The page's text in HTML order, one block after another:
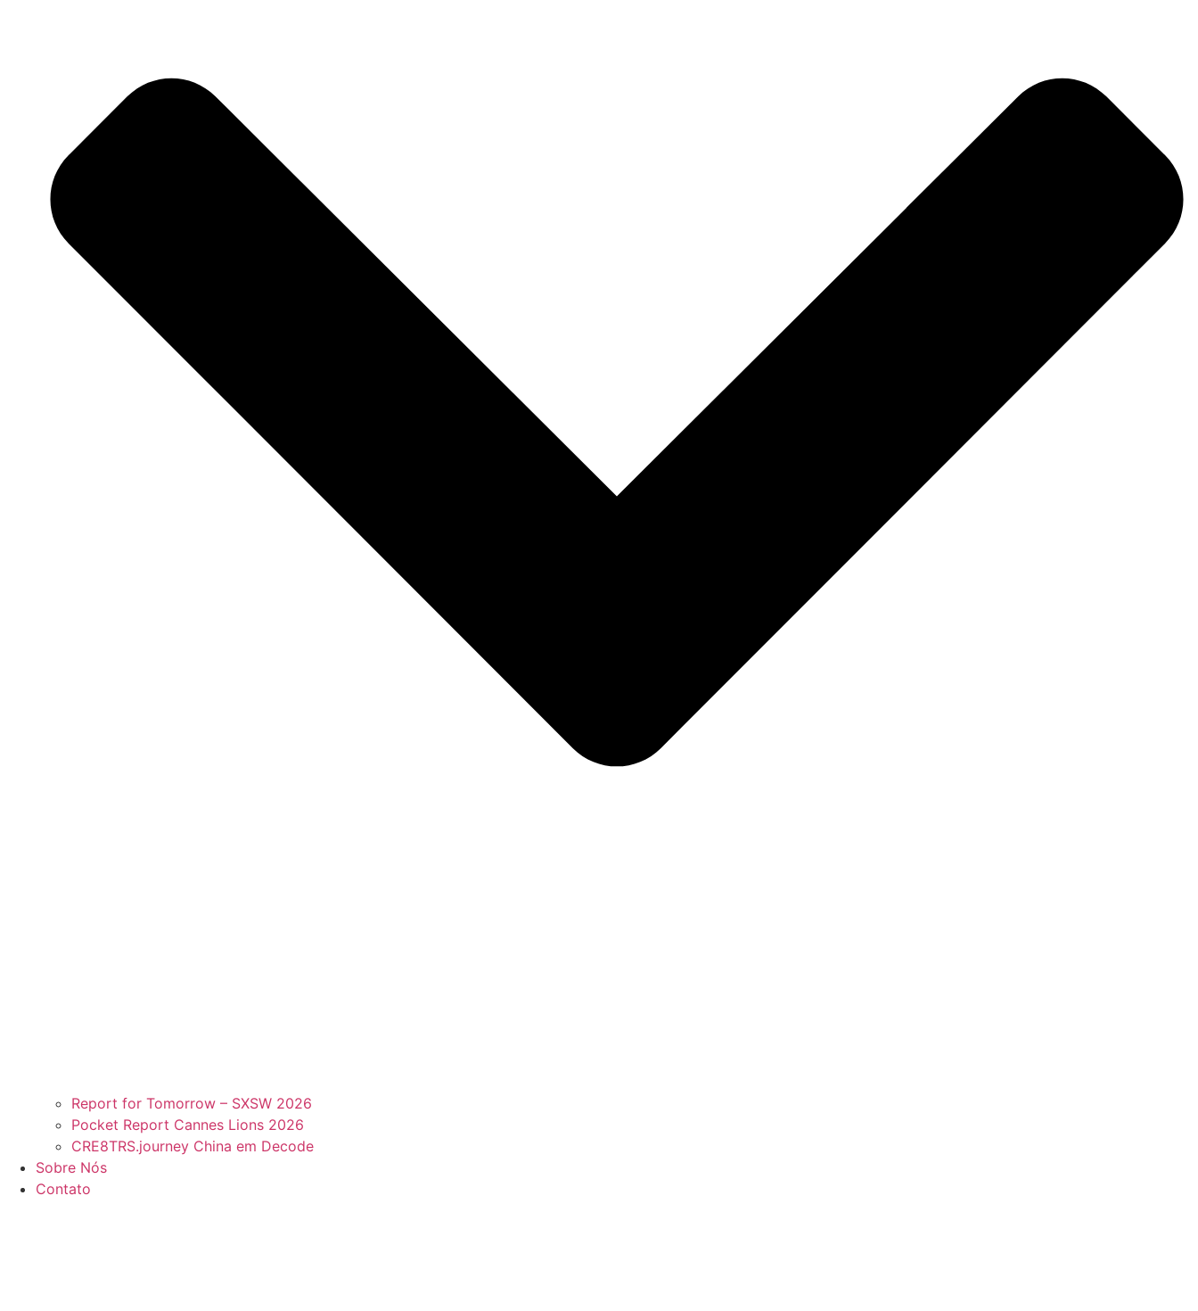
Report for Tomorrow – SXSW 2026
Pocket Report Cannes Lions 2026
CRE8TRS.journey China em Decode
Sobre Nós
Contato